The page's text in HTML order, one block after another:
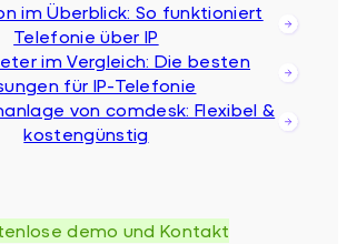
im Überblick: So funktioniert
Telefonie über IP
im Vergleich: Die besten
für IP-Telefonie
von comdesk: Flexibel &
kostengünstig
demo und Kontakt